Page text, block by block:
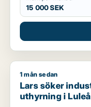
15 000 SEK
Lars söker
1 mån sedan
Lars söker
uthyrning i Luleå